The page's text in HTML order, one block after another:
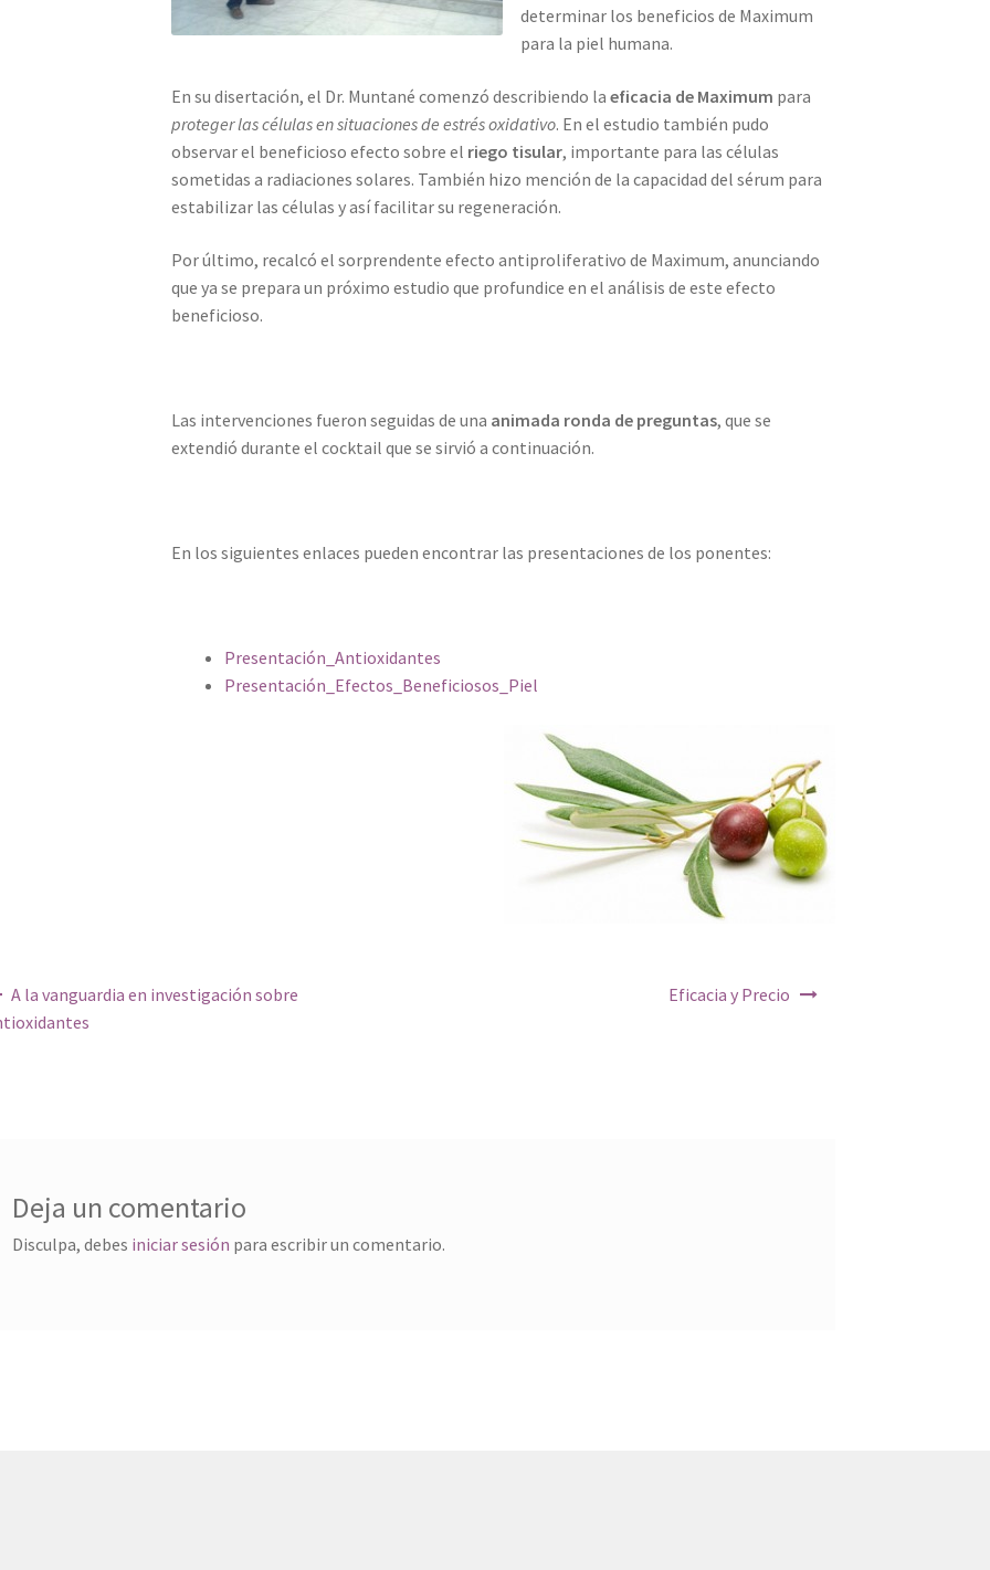
determinar los beneficios de Maximum
para la piel humana.
En su disertación, el Dr. Muntané comenzó describiendo la eficacia de Maximum para
proteger las células en situaciones de estrés oxidativo. En el estudio también pudo
observar el beneficioso efecto sobre el riego tisular, importante para las células
sometidas a radiaciones solares. También hizo mención de la capacidad del sérum para
estabilizar las células y así facilitar su regeneración.
Por último, recalcó el sorprendente efecto antiproliferativo de Maximum, anunciando
que ya se prepara un próximo estudio que profundice en el análisis de este efecto
beneficioso.
Las intervenciones fueron seguidas de una animada ronda de preguntas, que se
extendió durante el cocktail que se sirvió a continuación.
En los siguientes enlaces pueden encontrar las presentaciones de los ponentes:
Presentación_Antioxidantes
Presentación_Efectos_Beneficiosos_Piel
A la vanguardia en investigación sobre
Eficacia y Precio
Deja un comentario
Disculpa, debes iniciar sesión para escribir un comentario.